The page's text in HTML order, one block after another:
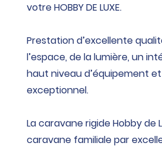
votre HOBBY DE LUXE.
Prestation d’excellente
l’espace, de la lumière, un
haut niveau d’équipement
exceptionnel.
La caravane rigide Hobby de
caravane familiale par